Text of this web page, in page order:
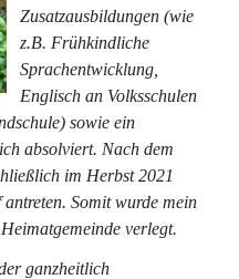
Zusatzausbildungen (wie
z.B. Frühkindliche
Sprachentwicklung,
Englisch an Volksschulen
sowie ein
absolviert. Nach dem
im Herbst 2021
Somit wurde mein
verlegt.
ganzheitlich